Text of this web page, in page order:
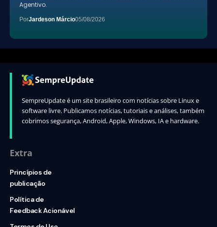
Agentivo.
PorJardeson Márcio05/08/2026
SempreUpdate é um site brasileiro com notícias sobre Linux e
software livre. Publicamos notícias, tutoriais e análises, também
cobrimos segurança, Android, Apple, Windows, IA e hardware.
Extra
Princípios de
publicação
Política de
Feedback Acionável